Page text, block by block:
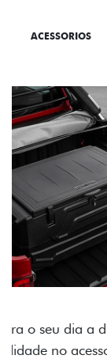
ACESSORIOS
Prepare sua
off-road